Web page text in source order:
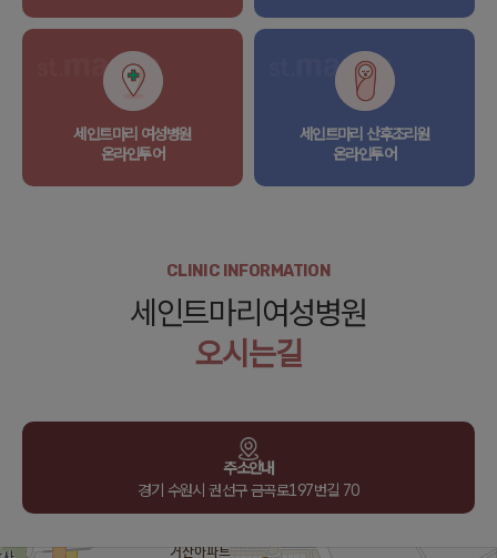
세인트마리 여성병원
온라인투어
세인트마리 산후조리원
온라인투어
CLINIC INFORMATION
세인트마리여성병원
오시는길
주소안내
경기 수원시 권선구 금곡로197번길 70